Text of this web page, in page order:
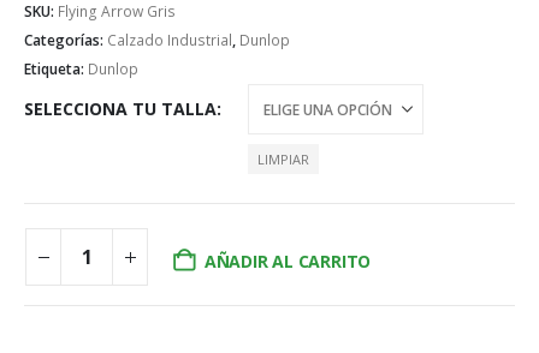
SKU: Flying Arrow Gris
Categorías: Calzado Industrial, Dunlop
Etiqueta: Dunlop
SELECCIONA TU TALLA
LIMPIAR
AÑADIR AL CARRITO